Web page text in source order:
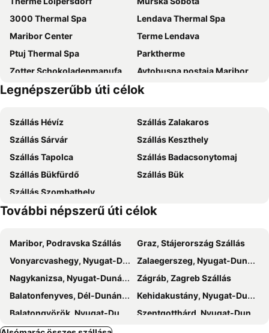
Kosbor Panzió
Veleméri Vendégház
Hotel Zeleni Gaj
Ginti Panzió és étterem
Sun House Banovci
Apartments Sunrise Banovci
3000 Thermal Spa
Lendava Thermal Spa
Maribor Center
Terme Lendava
Ptuj Thermal Spa
Parktherme
Zotter Schokoladenmanufaktur
Avtobusna postaja Maribor
Akvarij - terarij Maribor
Batthyány-kastély
Termalni park Ptuj
Riegersburg
Glavni trg
Styrassic Park
Ptuj Castle and Regional Museum
Nova Vas
Beltinci
Zehnerhaus
Martinovanje v Ormožu
Festival Lent
Legnépszerűbb úti célok
Szállás Hévíz
Szállás Zalakaros
Szállás Sárvár
Szállás Keszthely
Szállás Tapolca
Szállás Badacsonytomaj
Szállás Bükfürdő
Szállás Bük
Szállás Szombathely
További népszerű úti célok
Maribor, Podravska Szállás
Graz, Stájerország Szállás
Vonyarcvashegy, Nyugat-Dunántúl Szállás
Zalaegerszeg, Nyugat-Dunántúl Szállás
Nagykanizsa, Nyugat-Dunántúl Szállás
Zágráb, Zagreb Szállás
Balatonfenyves, Dél-Dunántúl Szállás
Kehidakustány, Nyugat-Dunántúl Szállás
Balatongyörök, Nyugat-Dunántúl Szállás
Szentgotthárd, Nyugat-Dunántúl Szállás
Balatonmáriafürdő, Dél-Dunántúl Szállás